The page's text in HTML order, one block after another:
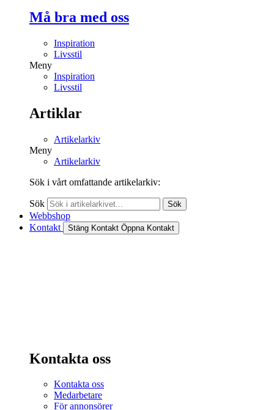
Må bra med oss
Inspiration
Livsstil
Meny
Inspiration
Livsstil
Artiklar
Artikelarkiv
Meny
Artikelarkiv
Sök i vårt omfattande artikelarkiv:
Sök Sök
Webbshop
Kontakt
Stäng Kontakt Öppna Kontakt
Kontakta oss
Kontakta oss
Medarbetare
För annonsörer